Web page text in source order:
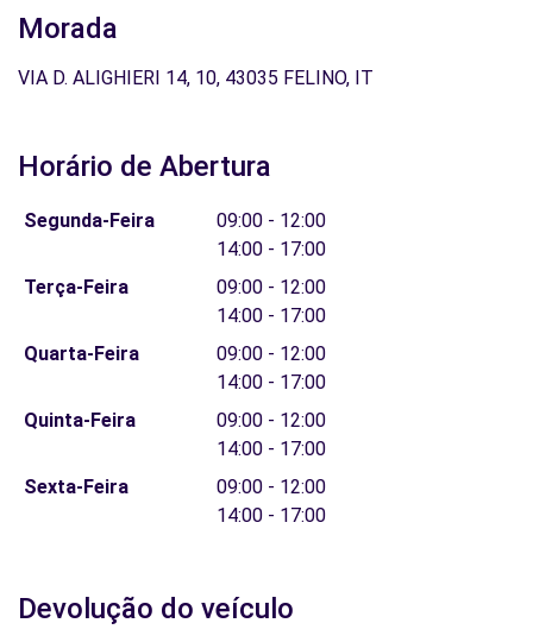
Morada
VIA D. ALIGHIERI 14, 10, 43035 FELINO, IT
Horário de Abertura
Segunda-Feira
09:00 - 12:00
14:00 - 17:00
Terça-Feira
09:00 - 12:00
14:00 - 17:00
Quarta-Feira
09:00 - 12:00
14:00 - 17:00
Quinta-Feira
09:00 - 12:00
14:00 - 17:00
Sexta-Feira
09:00 - 12:00
14:00 - 17:00
Devolução do veículo